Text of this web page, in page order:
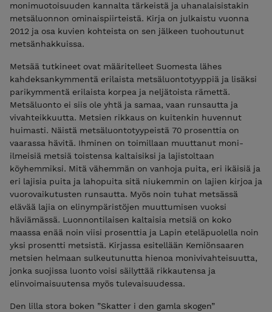
monimuotoisuuden kannalta tärkeistä ja uhanalaisistakin
metsäluonnon ominaispiirteistä. Kirja on julkaistu vuonna
2012 ja osa kuvien kohteista on sen jälkeen tuohoutunut
metsänhakkuissa.
Metsää tutkineet ovat määritelleet Suomesta lähes
kahdeksankymmentä erilaista metsäluontotyyppiä ja lisäksi
parikymmentä erilaista korpea ja neljätoista rämettä.
Metsäluonto ei siis ole yhtä ja samaa, vaan runsautta ja
vivahteikkuutta. Metsien rikkaus on kuitenkin huvennut
huimasti. Näistä metsäluontotyypeistä 70 prosenttia on
vaarassa hävitä. Ihminen on toimillaan muuttanut moni-
ilmeisiä metsiä toistensa kaltaisiksi ja lajistoltaan
köyhemmiksi. Mitä vähemmän on vanhoja puita, eri ikäisiä ja
eri lajisia puita ja lahopuita sitä niukemmin on lajien kirjoa ja
vuorovaikutusten runsautta. Myös noin tuhat metsässä
elävää lajia on elinympäristöjen muuttumisen vuoksi
häviämässä. Luonnontilaisen kaltaisia metsiä on koko
maassa enää noin viisi prosenttia ja Lapin eteläpuolella noin
yksi prosentti metsistä. Kirjassa esitellään Kemiönsaaren
metsien helmaan sulkeutunutta hienoa monivivahteisuutta,
jonka suojissa luonto voisi säilyttää rikkautensa ja
elinvoimaisuutensa myös tulevaisuudessa.
Den lilla stora boken ”Skatter i den gamla skogen”